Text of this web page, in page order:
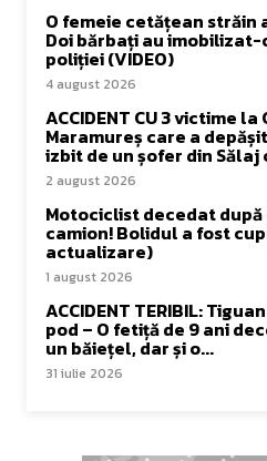
O femeie cetățean străin
Doi bărbați au imobilizat-
poliției (VIDEO)
4 august 2026
ACCIDENT CU 3 victime
Maramureș care a
izbit de un șofer din Sălaj
2 august 2026
Motociclist decedat după
camion! Bolidul a fost
actualizare)
1 august 2026
ACCIDENT TERIBIL:
pod – O fetiță de 9 ani
un băiețel, dar și o...
31 iulie 2026